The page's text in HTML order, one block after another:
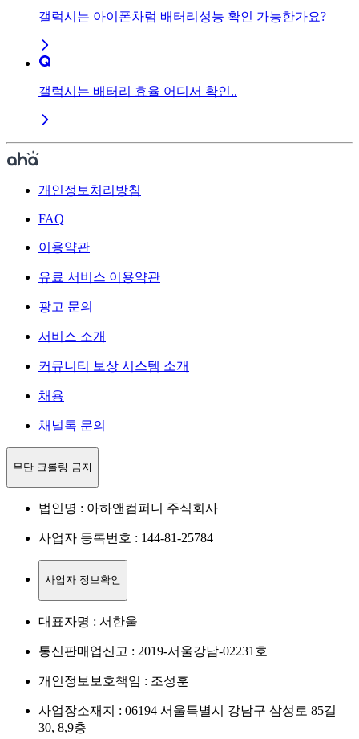
갤럭시는 아이폰차럼 배터리성능 확인 가능한가요?
갤럭시는 배터리 효율 어디서 확인..
개인정보처리방침
FAQ
이용약관
유료 서비스 이용약관
광고 문의
서비스 소개
커뮤니티 보상 시스템 소개
채용
채널톡 문의
무단 크롤링 금지
법인명 : 아하앤컴퍼니 주식회사
사업자 등록번호 : 144-81-25784
사업자 정보확인
대표자명 : 서한울
통신판매업신고 : 2019-서울강남-02231호
개인정보보호책임 : 조성훈
사업장소재지 : 06194 서울특별시 강남구 삼성로 85길
30, 8,9층